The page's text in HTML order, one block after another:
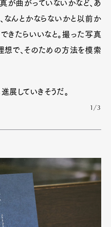
が曲がっていないかなど、あ
なんとかならないかと以前か
きたらいいなと。撮った写真
想で、そのための方法を模索
していきそうだ。
1/3